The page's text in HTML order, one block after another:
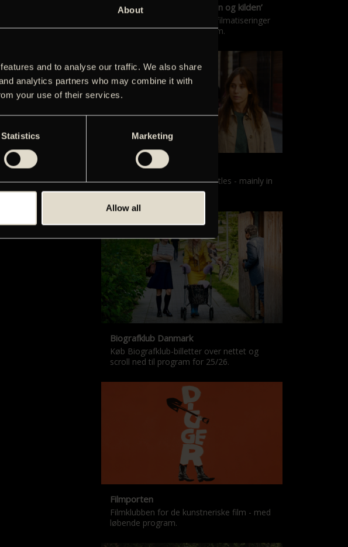
About
and to analyse our traffic. We also share
analytics partners who may combine it with
your use of their services.
Statistics Marketing
Allow all
‘Kilden i Provence’ & ‘Manon og kilden’
De klassiske Marcel Pagnol-filmatiseringer
er tilbage i nyrestaureret form.
Films with English subtitles
Screenings with English subtitles - mainly in
our sister cinema, Gloria.
Biografklub Danmark
Køb Biografklub-billetter over nettet og
scroll ned til program for 25/26.
Filmporten
Filmklubben for de kunstneriske film - med
løbende program.